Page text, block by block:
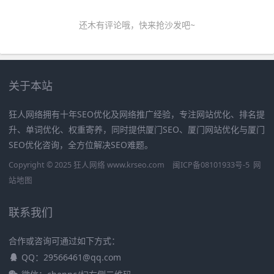
还木有评论哦，快来抢沙发吧~
关于本站
狂人网络拥有十年SEO优化及网络推广经验，专注网站优化、排名提
升、单词优化、权重寄养，同时提供厦门SEO、厦门网站优化与厦门
SEO优化咨询，全方位解决SEO难题。
Copyright © 2025 狂人网络 www.krseo.com 闽ICP备08101933号-5 网
站地图
联系我们
合作或咨询可通过如下方式：
QQ：29566461@qq.com